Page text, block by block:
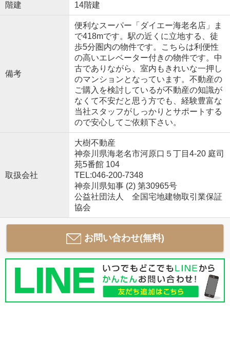
階建 14階建
備考
便利なスーパー「ダイエー海老名店」ま
で418mです。駅の近くに立地する、徒
歩5分圏内の物件です。こちらは利便性
の高いエレベーター付きの物件です。中
古でありながら、室内もきれいな一押し
のマンションとなっています。不動産の
ご購入を検討しているが不動産の知識が
なくて不安だと思う方でも、経験豊富な
当社スタッフがしっかりとサポートする
ので安心してご依頼下さい。
取扱会社
大樹不動産
神奈川県海老名市河原口５丁目4-20 庭司
苑5番館 104
TEL:046-200-7348
神奈川県知事 (2) 第30965号
公益社団法人 全国宅地建物取引業保証
協会
お問い合わせ(無料)